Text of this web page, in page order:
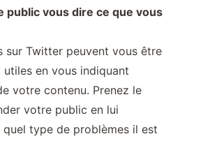
public vous dire ce que vous
sur Twitter peuvent vous être
en vous indiquant
votre contenu. Prenez le
votre public en lui
quel type de problèmes il est